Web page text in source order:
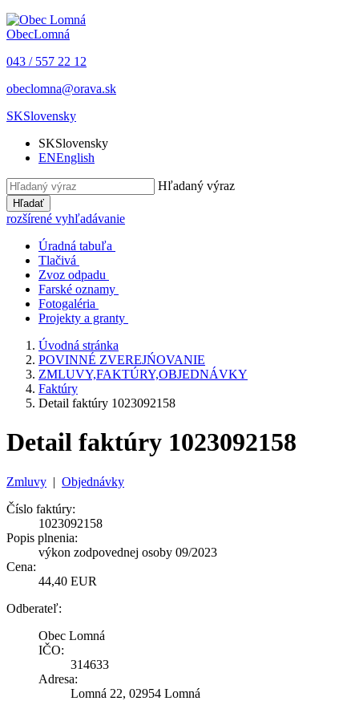
ObecLomná
043 / 557 22 12
obeclomna@orava.sk
SKSlovensky
SKSlovensky
ENEnglish
Hľadaný výraz
Hľadať
rozšírené vyhľadávanie
Úradná tabuľa
Tlačivá
Zvoz odpadu
Farské oznamy
Fotogaléria
Projekty a granty
Úvodná stránka
POVINNÉ ZVEREJŃOVANIE
ZMLUVY,FAKTÚRY,OBJEDNÁVKY
Faktúry
Detail faktúry 1023092158
Detail faktúry 1023092158
Zmluvy | Objednávky
Číslo faktúry:
1023092158
Popis plnenia:
výkon zodpovednej osoby 09/2023
Cena:
44,40 EUR
Odberateľ:
Obec Lomná
IČO:
314633
Adresa:
Lomná 22, 02954 Lomná